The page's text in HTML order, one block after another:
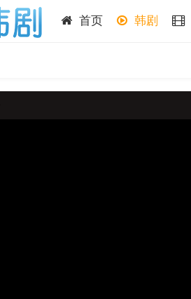
首页 韩剧